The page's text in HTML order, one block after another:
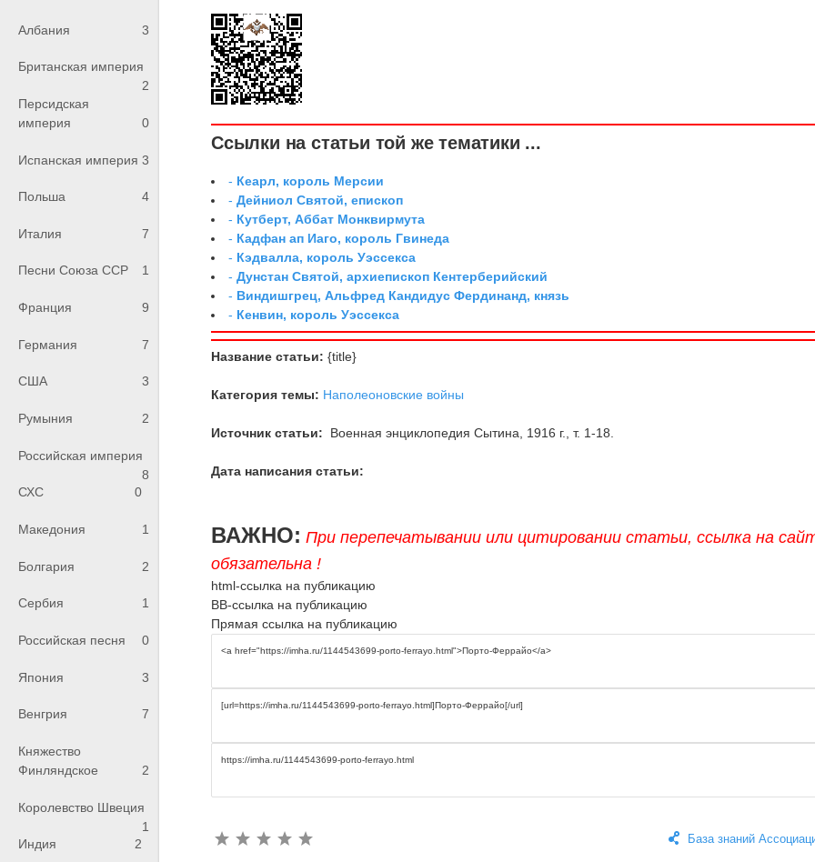
Албания 3
Британская империя
2
Персидская
империя
0
Испанская империя 3
Польша 4
Италия 7
Песни Союза ССР 1
Франция 9
Германия 7
США 3
Румыния 2
Российская империя
8
СХС
0
Македония 1
Болгария 2
Сербия 1
Российская песня 0
Япония 3
Венгрия 7
Княжество
Финляндское
2
Королевство Швеция
1
Индия
2
Ссылки на статьи той же тематики ...
- Кеарл, король Мерсии
-Дейниол Святой, епископ
- Кутберт, Аббат Монквирмута
- Кадфан ап Иаго, король Гвинеда
- Кэдвалла, король Уэссекса
-Дунстан Святой, архиепископ Кентерберийский
- Виндишгрец, Альфред Кандидус Фердинанд, князь
- Кенвин, король Уэссекса
Название статьи: {title}
Категория темы: Наполеоновские войны
Источник статьи: Военная энциклопедия Сытина, 1916 г., т. 1-18.
Дата написания статьи:
ВАЖНО: При перепечатывании или цитировании статьи, ссылка на
обязательна !
html-ссылка на публикацию
BB-ссылка на публикацию
Прямая ссылка на публикацию
База знаний